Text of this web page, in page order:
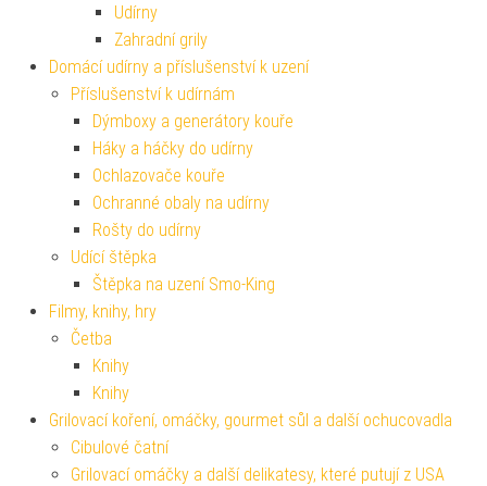
Udírny
Zahradní grily
Domácí udírny a příslušenství k uzení
Příslušenství k udírnám
Dýmboxy a generátory kouře
Háky a háčky do udírny
Ochlazovače kouře
Ochranné obaly na udírny
Rošty do udírny
Udící štěpka
Štěpka na uzení Smo-King
Filmy, knihy, hry
Četba
Knihy
Knihy
Grilovací koření, omáčky, gourmet sůl a další ochucovadla
Cibulové čatní
Grilovací omáčky a další delikatesy, které putují z USA